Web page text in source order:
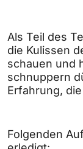
Als Teil des
die Kulissen
schauen und
schnuppern
Erfahrung,
Folgenden